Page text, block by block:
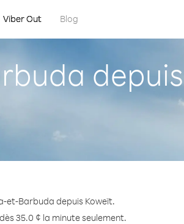
Viber Out Blog
et-Barbuda depuis Koweït.
35.0 ¢ la minute seulement.